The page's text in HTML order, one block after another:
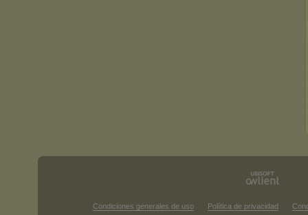
Condiciones generales de uso Política de privacidad